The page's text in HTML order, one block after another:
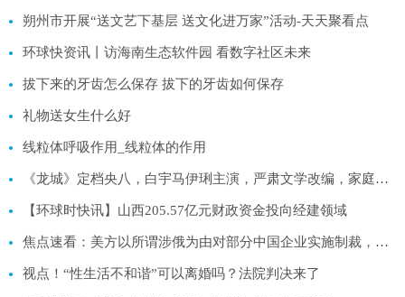
朔州市开展“送文艺下基层 送文化进万家”活动-天天聚看点
环球快资讯丨访海南生态软件园 看数字社区未来
拔下来的牙齿怎么保存 拔下的牙齿如何保存
礼物送女生什么好
线粒体呼吸作用_线粒体的作用
《龙城》定档央八，白宇马伊琍主演，严肃文学改编，家庭伦理剧
【环球时快讯】山西205.57亿元财政资金投向经建领域
焦点速看：美方以所谓涉俄为由对部分中国企业实施制裁，商务部回应
视点！“性生活不和谐”可以离婚吗？法院判决来了